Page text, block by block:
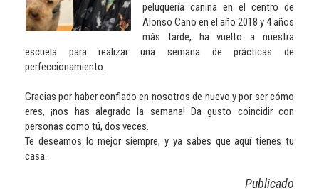
peluquería canina en el centro de
Alonso Cano en el año 2018 y 4 años
más tarde, ha vuelto a nuestra
escuela para realizar una semana de prácticas de
perfeccionamiento.
Gracias por haber confiado en nosotros de nuevo y por ser cómo
eres, ¡nos has alegrado la semana! Da gusto coincidir con
personas como tú, dos veces.
Te deseamos lo mejor siempre, y ya sabes que aquí tienes tu
casa.
Publicado